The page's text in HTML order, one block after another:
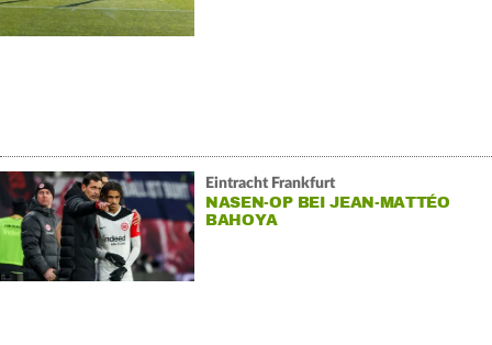
Eintracht Frankfurt
NASEN-OP BEI JEAN-MATTÉO
BAHOYA